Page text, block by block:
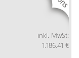
inkl. MwSt:
1.186,41 €